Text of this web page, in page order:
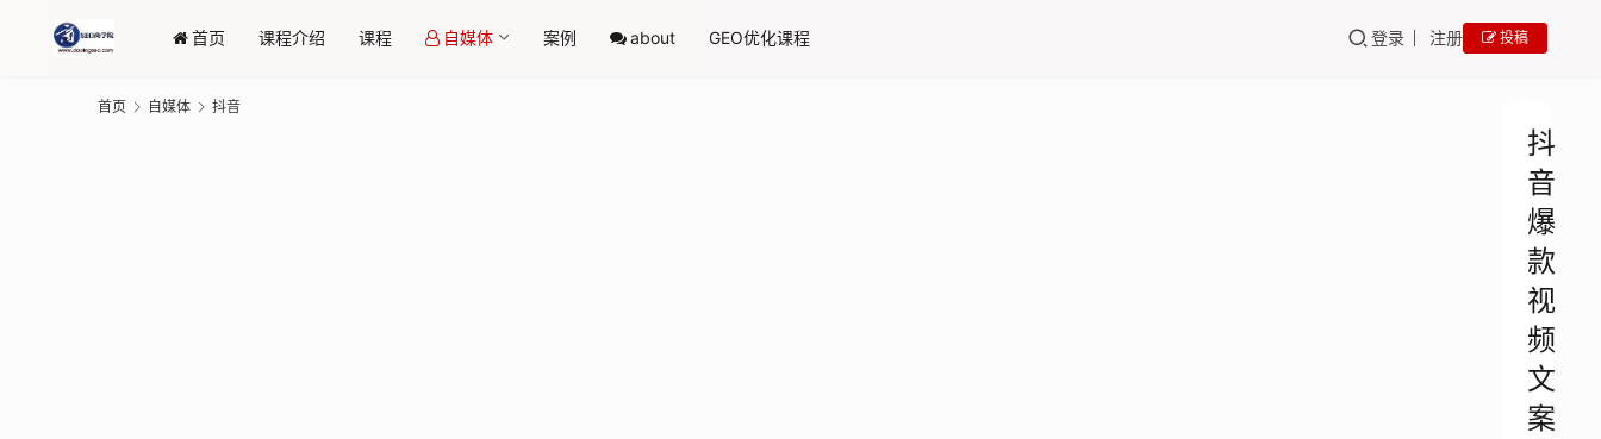
首页 课程介绍 课程 自媒体 案例 about GEO优化课程 登录 注册 投稿
首页 自媒体 抖音
抖
音
爆
款
视
频
文
案